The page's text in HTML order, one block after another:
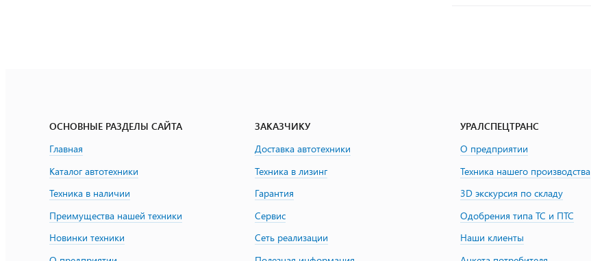
ОСНОВНЫЕ РАЗДЕЛЫ САЙТА
Главная
Каталог автотехники
Техника в наличии
Преимущества нашей техники
Новинки техники
ЗАКАЗЧИКУ
Доставка автотехники
Техника в лизинг
Гарантия
Сервис
Сеть реализации
УРАЛСПЕЦТРАНС
О предприятии
Техника нашего производства
3D экскурсия по складу
Одобрения типа ТС и ПТС
Наши клиенты